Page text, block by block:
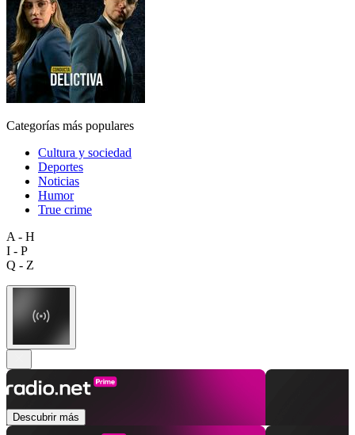
Categorías más populares
Cultura y sociedad
Deportes
Noticias
Humor
True crime
A - H
I - P
Q - Z
Descubrir más